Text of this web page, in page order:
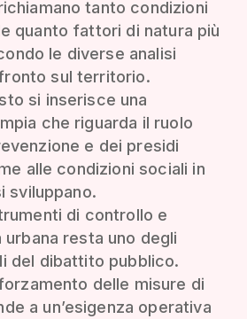
tanto condizioni
quanto fattori di natura più
le diverse analisi
sul territorio.
si inserisce una
che riguarda il ruolo
e dei presidi
alle condizioni sociali in
sviluppano.
di controllo e
urbana resta uno degli
del dibattito pubblico.
delle misure di
a un’esigenza operativa